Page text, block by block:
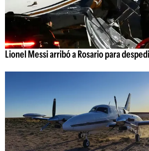
Lionel Messi arribó a Rosario para